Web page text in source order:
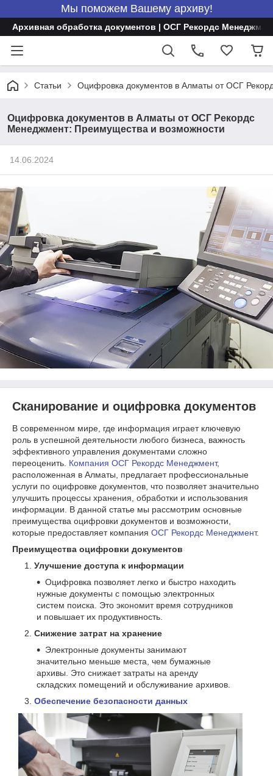
Мы поможем Вашему архиву!
Архивная обработка документов | ОСГ Рекордс
Статьи Оцифровка документов в Алматы от ОСГ
Оцифровка документов в Алматы от ОСГ Рекордс
Менеджмент: Преимущества и возможности
14.06.2024
Сканирование и оцифровка документов
В современном мире, где информация играет ключевую
роль в успешной деятельности любого бизнеса, важность
эффективного управления документами сложно
переоценить. Компания ОСГ Рекордс Менеджмент,
расположенная в Алматы, предлагает профессиональные
услуги по оцифровке документов, что позволяет значительно
улучшить процессы хранения, обработки и использования
информации. В данной статье мы рассмотрим основные
преимущества оцифровки документов и возможности,
которые предоставляет компания ОСГ Рекордс Менеджмент.
Преимущества оцифровки документов
Улучшение доступа к информации
Оцифровка позволяет легко и быстро находить
нужные документы с помощью электронных
систем поиска. Это экономит время сотрудников
и повышает их продуктивность.
Снижение затрат на хранение
Электронные документы занимают
значительно меньше места, чем бумажные
архивы. Это снижает затраты на аренду
складских помещений и обслуживание архивов.
Обеспечение безопасности данных